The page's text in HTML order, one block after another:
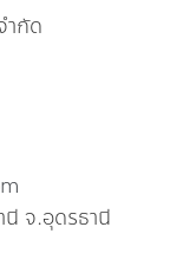
กัด
จ.อุดรธานี